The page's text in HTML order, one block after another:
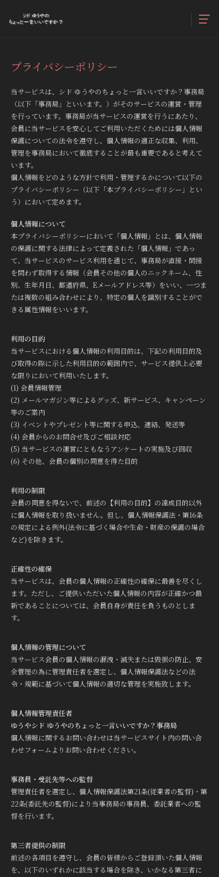
プライバシーポリシー
当サービスは、シド ゆうやのちょっと一言いいですか？事務局
（以下「事務局」といいます。）がそのサービスの運営・管理
を行っています。事務局が当サービスの運営を行うにあたり、
会員に当サービスを安心してご利用いただくためには個人情報
保護についての法令を遵守し、個人情報の適正な収集、利用、
管理を事務局において徹底することが最も重要であると考えて
います。
個人情報をどのような方針で利用・管理するかについて以下の
プライバシーポリシー（以下「本プライバシーポリシー」とい
う）において定めます。
個人情報について
本プライバシーポリシーにおいて「個人情報」とは、個人情報
の保護に関する法律によって定義された「個人情報」であっ
て、当サービスのサービス利用を通じて、事務局が直接・間接
を問わず取得する情報（会員その他の個人のニックネーム、性
別、生年月日、都道府県、Eメールアドレス等）をいい、一つま
たは複数の組み合わせにより、特定の個人を識別することがで
きる属性情報をいいます。
利用の目的
当サービスにおける個人情報の利用目的は、下記の利用目的及
び取得の際に示した利用目的の範囲内で、サービス提供上必要
な限りにおいて利用いたします。
(1) 会員情報管理
(2) メールマガジン等によるグッズ、新サービス、キャンペーン
等のご案内
(3) イベントやプレゼント等に関する申込、連絡、発送等
(4) 会員からのお問合せ及びご相談対応
(5) 当サービスの運営にともなうアンケートの実施及び回収
(6) その他、会員の個別の同意を得た目的
利用の制限
会員の同意を得ないで、前述の【利用の目的】の達成目的以外
に個人情報を取り扱いません。但し、個人情報保護法・第16条
の規定による例外(法令に基づく場合や生命・財産の保護の場合
など)を除きます。
正確性の確保
当サービスは、会員の個人情報の正確性の確保に最善を尽くし
ます。ただし、ご提供いただいた個人情報の内容が正確かつ最
新であることについては、会員自身が責任を負うものとしま
す。
個人情報の管理について
当サービス会員の個人情報の漏洩・滅失または毀損の防止、安
全管理の為に管理責任者を選定し、個人情報保護法などの法
令・規範に基づいて個人情報の適切な管理を実施致します。
個人情報管理責任者
ゆうやシド ゆうやのちょっと一言いいですか？事務局
個人情報に関するお問い合わせは当サービスサイト内の問い合
わせフォームよりお問い合わせください。
事務員・受託先等への監督
管理責任者を選定し、個人情報保護法第21条(従業者の監督)・第
22条(委託先の監督)により当事務局の事務員、委託業者への監
督を行います。
第三者提供の制限
前述の各項目を遵守し、会員の皆様からご登録頂いた個人情報
を、以下のいずれかに該当する場合を除き、いかなる第三者に